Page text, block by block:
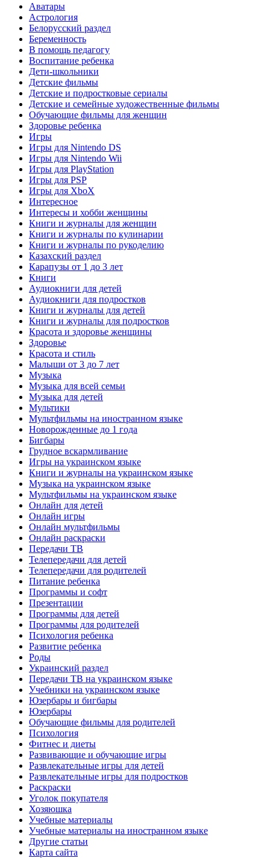
Аватары
Астрология
Белорусский раздел
Беременность
В помощь педагогу
Воспитание ребенка
Дети-школьники
Детские фильмы
Детские и подростковые сериалы
Детские и семейные художественные фильмы
Обучающие фильмы для женщин
Здоровье ребенка
Игры
Игры для Nintendo DS
Игры для Nintendo Wii
Игры для PlayStation
Игры для PSP
Игры для XboX
Интересное
Интересы и хобби женщины
Книги и журналы для женщин
Книги и журналы по кулинарии
Книги и журналы по рукоделию
Казахский раздел
Карапузы от 1 до 3 лет
Книги
Аудиокниги для детей
Аудиокниги для подростков
Книги и журналы для детей
Книги и журналы для подростков
Красота и здоровье женщины
Здоровье
Красота и стиль
Малыши от 3 до 7 лет
Музыка
Музыка для всей семьи
Музыка для детей
Мультики
Мультфильмы на иностранном языке
Новорожденные до 1 года
Бигбары
Грудное вскармливание
Игры на украинском языке
Книги и журналы на украинском языке
Музыка на украинском языке
Мультфильмы на украинском языке
Онлайн для детей
Онлайн игры
Онлайн мультфильмы
Онлайн раскраски
Передачи ТВ
Телепередачи для детей
Телепередачи для родителей
Питание ребенка
Программы и софт
Презентации
Программы для детей
Программы для родителей
Психология ребенка
Развитие ребенка
Роды
Украинский раздел
Передачи ТВ на украинском языке
Учебники на украинском языке
Юзербары и бигбары
Юзербары
Обучающие фильмы для родителей
Психология
Фитнес и диеты
Развивающие и обучающие игры
Развлекательные игры для детей
Развлекательные игры для подростков
Раскраски
Уголок покупателя
Хозяюшка
Учебные материалы
Учебные материалы на иностранном языке
Другие статьи
Карта сайта